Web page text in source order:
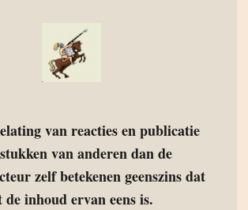
van reacties en publicatie
van anderen dan de
zelf betekenen geenszins dat
inhoud ervan eens is.